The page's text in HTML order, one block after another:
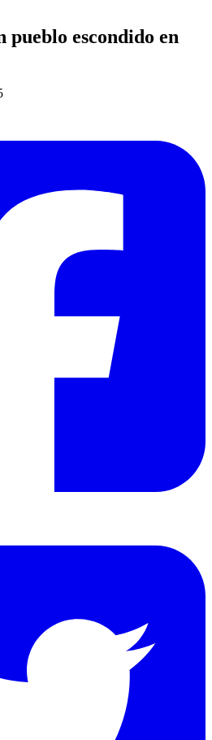
pueblo escondido en